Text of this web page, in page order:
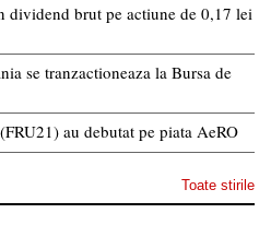
dividend brut pe actiune de 0,17 lei
se tranzactioneaza la Bursa de
au debutat pe piata AeRO
Toate stirile